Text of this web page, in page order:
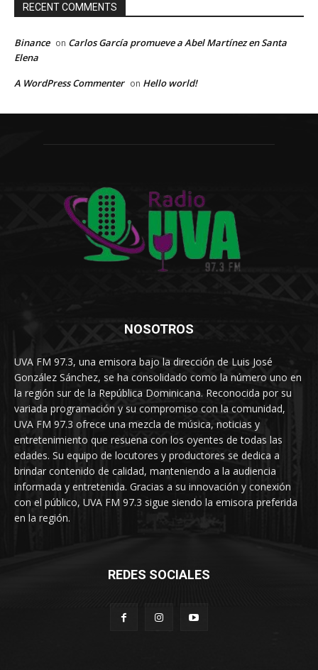
RECENT COMMENTS
Binance on Carlos García promueve a Abel Martínez en Santa
Elena
A WordPress Commenter on Hello world!
NOSOTROS
UVA FM 97.3, una emisora bajo la dirección de Luis José
González Sánchez, se ha consolidado como la número uno en
la región sur de la República Dominicana. Reconocida por su
variada programación y su compromiso con la comunidad,
UVA FM 97.3 ofrece una mezcla de música, noticias y
entretenimiento que resuena con los oyentes de todas las
edades. Su equipo de locutores y productores se dedica a
brindar contenido de calidad, manteniendo a la audiencia
informada y entretenida. Gracias a su innovación y conexión
con el público, UVA FM 97.3 sigue siendo la emisora preferida
en la región.
REDES SOCIALES